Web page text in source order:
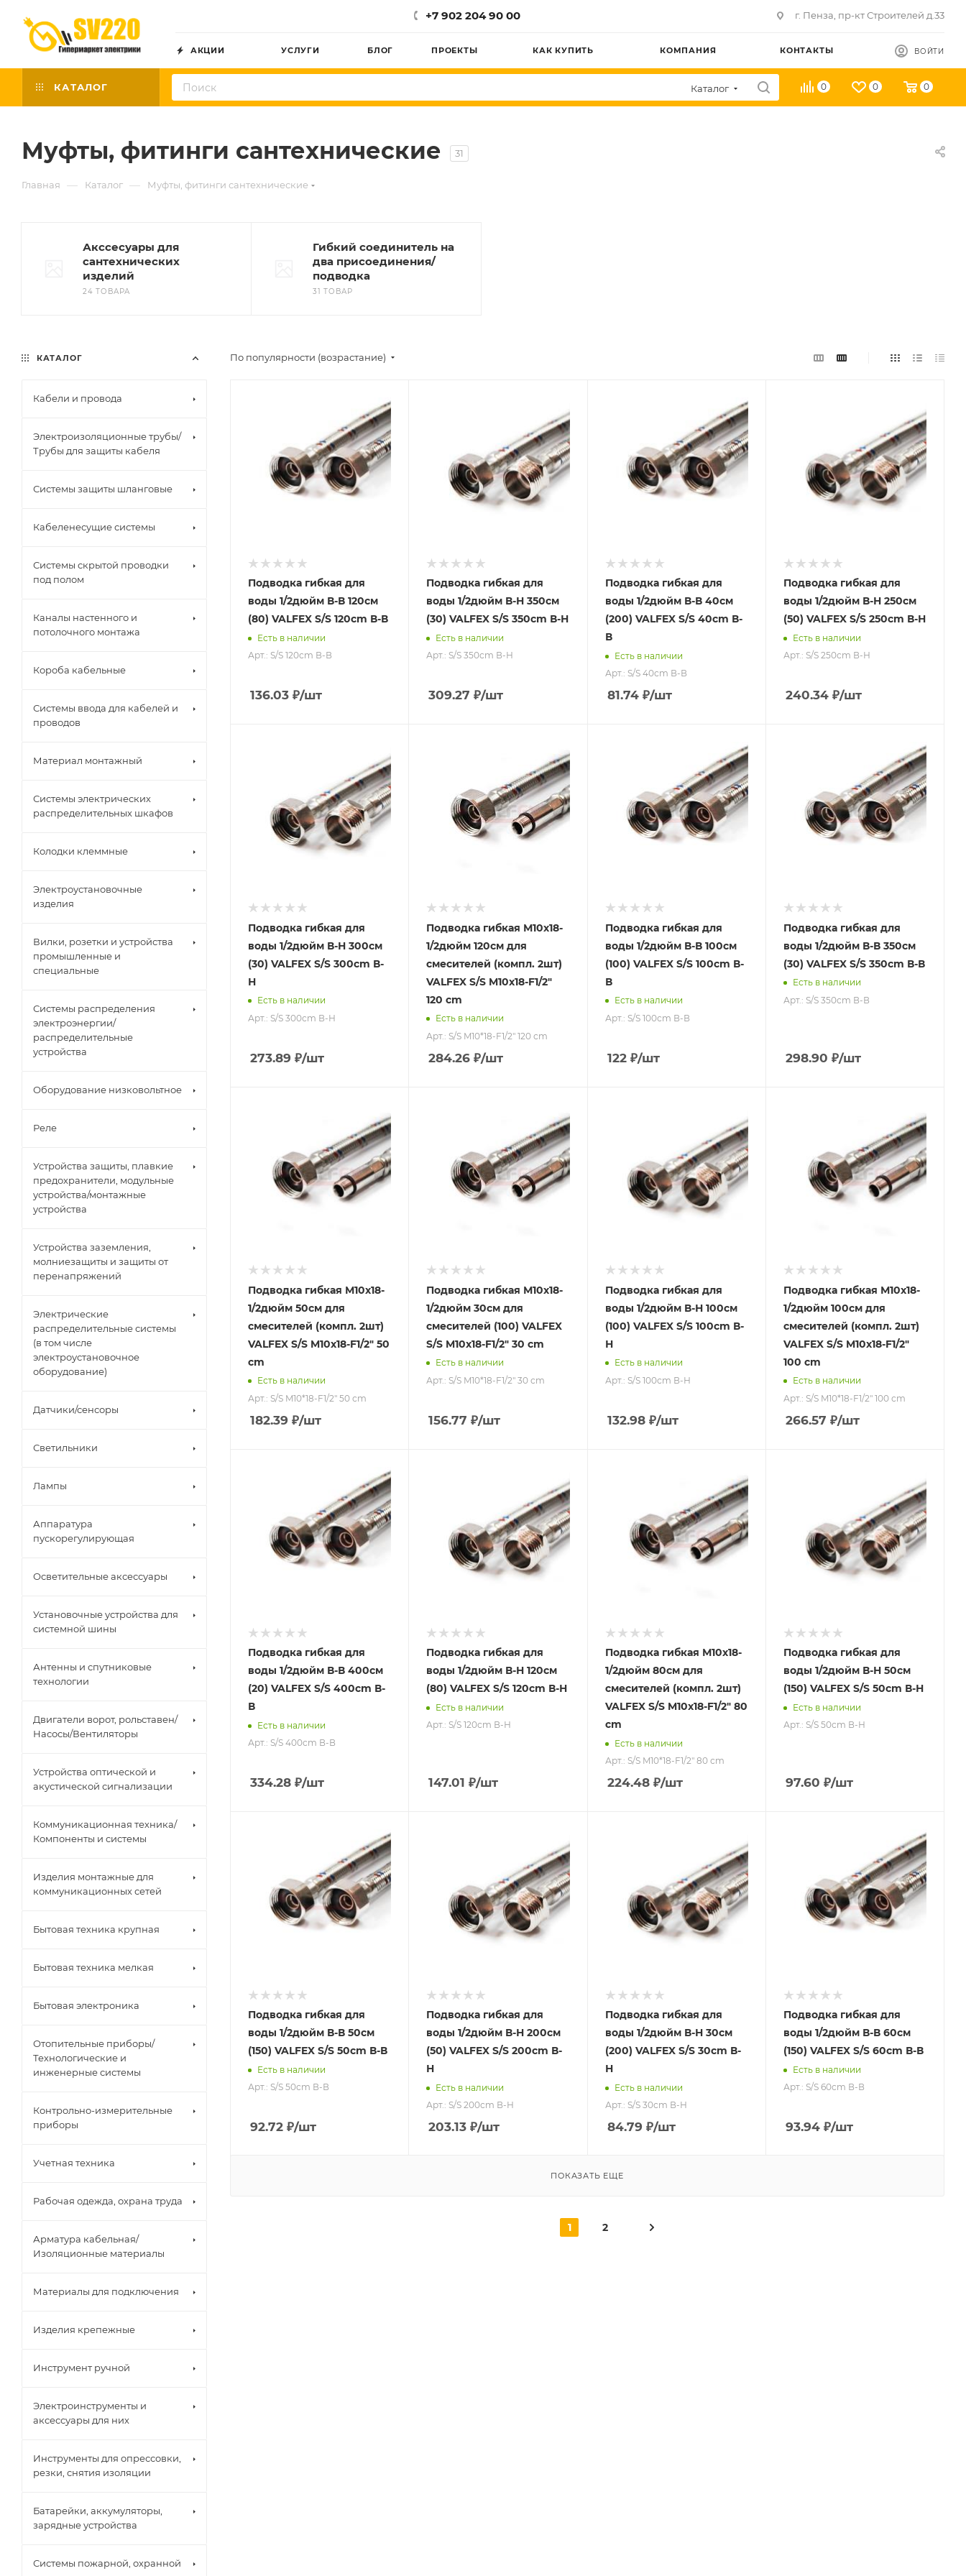
+7 902 204 90 00 г. Пенза, пр-кт Строителей д.33
АКЦИИ УСЛУГИ БЛОГ ПРОЕКТЫ КАК КУПИТЬ КОМПАНИЯ КОНТАКТЫ ВОЙТИ
КАТАЛОГ Каталог 0 0 0
Муфты, фитинги сантехнические 31
Главная — Каталог — Муфты, фитинги сантехнические
Акссесуары для
сантехнических
изделий
24 ТОВАРА
Гибкий соединитель на
два присоединения/
подводка
31 ТОВАР
По популярности (возрастание)
Подводка гибкая для
воды 1/2дюйм В-В 120см
(80) VALFEX S/S 120сm В-В
Есть в наличии
Арт.: S/S 120сm В-В
136.03 ₽/шт
Подводка гибкая для
воды 1/2дюйм В-Н 350см
(30) VALFEX S/S 350сm В-Н
Есть в наличии
Арт.: S/S 350сm В-Н
309.27 ₽/шт
Подводка гибкая для
воды 1/2дюйм В-В 40см
(200) VALFEX S/S 40сm В-
В
Есть в наличии
Арт.: S/S 40сm В-В
81.74₽/шт
Подводка гибкая для
воды 1/2дюйм В-Н 250см
(50) VALFEX S/S 250сm В-Н
Есть в наличии
Арт.: S/S 250сm В-Н
240.34₽/шт
Подводка гибкая для
воды 1/2дюйм В-Н 300см
(30) VALFEX S/S 300сm В-
Н
Есть в наличии
Арт.: S/S 300сm В-Н
273.89 ₽/шт
Подводка гибкая М10х18-
1/2дюйм 120см для
смесителей (компл. 2шт)
VALFEX S/S M10х18-F1/2"
120 сm
Есть в наличии
Арт.: S/S M10*18-F1/2" 120 сm
284.26 ₽/шт
Подводка гибкая для
воды 1/2дюйм В-В 100см
(100) VALFEX S/S 100сm В-
В
Есть в наличии
Арт.: S/S 100сm В-В
122₽/шт
Подводка гибкая для
воды 1/2дюйм В-В 350см
(30) VALFEX S/S 350сm В-В
Есть в наличии
Арт.: S/S 350сm В-В
298.90 ₽/шт
Подводка гибкая М10х18-
1/2дюйм 50см для
смесителей (компл. 2шт)
VALFEX S/S M10х18-F1/2" 50
сm
Есть в наличии
Арт.: S/S M10*18-F1/2" 50 сm
182.39 ₽/шт
Подводка гибкая М10х18-
1/2дюйм 30см для
смесителей (100) VALFEX
S/S M10х18-F1/2" 30 сm
Есть в наличии
Арт.: S/S M10*18-F1/2" 30 сm
156.77 ₽/шт
Подводка гибкая для
воды 1/2дюйм В-Н 100см
(100) VALFEX S/S 100сm В-
Н
Есть в наличии
Арт.: S/S 100сm В-Н
132.98₽/шт
Подводка гибкая М10х18-
1/2дюйм 100см для
смесителей (компл. 2шт)
VALFEX S/S M10х18-F1/2"
100 сm
Есть в наличии
Арт.: S/S M10*18-F1/2" 100 сm
266.57 ₽/шт
Подводка гибкая для
воды 1/2дюйм В-В 400см
(20) VALFEX S/S 400сm В-
В
Есть в наличии
Арт.: S/S 400сm В-В
334.28 ₽/шт
Подводка гибкая для
воды 1/2дюйм В-Н 120см
(80) VALFEX S/S 120сm В-Н
Есть в наличии
Арт.: S/S 120сm В-Н
147.01 ₽/шт
Подводка гибкая М10х18-
1/2дюйм 80см для
смесителей (компл. 2шт)
VALFEX S/S M10х18-F1/2" 80
сm
Есть в наличии
Арт.: S/S M10*18-F1/2" 80 сm
224.48₽/шт
Подводка гибкая для
воды 1/2дюйм В-Н 50см
(150) VALFEX S/S 50сm В-Н
Есть в наличии
Арт.: S/S 50сm В-Н
97.60 ₽/шт
Подводка гибкая для
воды 1/2дюйм В-В 50см
(150) VALFEX S/S 50сm В-В
Есть в наличии
Арт.: S/S 50сm В-В
92.72 ₽/шт
Подводка гибкая для
воды 1/2дюйм В-Н 200см
(50) VALFEX S/S 200сm В-
Н
Есть в наличии
Арт.: S/S 200сm В-Н
203.13 ₽/шт
Подводка гибкая для
воды 1/2дюйм В-Н 30см
(200) VALFEX S/S 30сm В-
Н
Есть в наличии
Арт.: S/S 30сm В-Н
84.79 ₽/шт
Подводка гибкая для
воды 1/2дюйм В-В 60см
(150) VALFEX S/S 60сm В-В
Есть в наличии
Арт.: S/S 60сm В-В
93.94₽/шт
ПОКАЗАТЬ ЕЩЕ
1 2
КАТАЛОГ
Кабели и провода
Электроизоляционные трубы/
Трубы для защиты кабеля
Системы защиты шланговые
Кабеленесущие системы
Системы скрытой проводки
под полом
Каналы настенного и
потолочного монтажа
Короба кабельные
Системы ввода для кабелей и
проводов
Материал монтажный
Системы электрических
распределительных шкафов
Колодки клеммные
Электроустановочные
изделия
Вилки, розетки и устройства
промышленные и
специальные
Системы распределения
электроэнергии/
распределительные
устройства
Оборудование низковольтное
Реле
Устройства защиты, плавкие
предохранители, модульные
устройства/монтажные
устройства
Устройства заземления,
молниезащиты и защиты от
перенапряжений
Электрические
распределительные системы
(в том числе
электроустановочное
оборудование)
Датчики/сенсоры
Светильники
Лампы
Аппаратура
пускорегулирующая
Осветительные аксессуары
Установочные устройства для
системной шины
Антенны и спутниковые
технологии
Двигатели ворот, рольставен/
Насосы/Вентиляторы
Устройства оптической и
акустической сигнализации
Коммуникационная техника/
Компоненты и системы
Изделия монтажные для
коммуникационных сетей
Бытовая техника крупная
Бытовая техника мелкая
Бытовая электроника
Отопительные приборы/
Технологические и
инженерные системы
Контрольно-измерительные
приборы
Учетная техника
Рабочая одежда, охрана труда
Арматура кабельная/
Изоляционные материалы
Материалы для подключения
Изделия крепежные
Инструмент ручной
Электроинструменты и
аксессуары для них
Инструменты для опрессовки,
резки, снятия изоляции
Батарейки, аккумуляторы,
зарядные устройства
Системы пожарной, охранной